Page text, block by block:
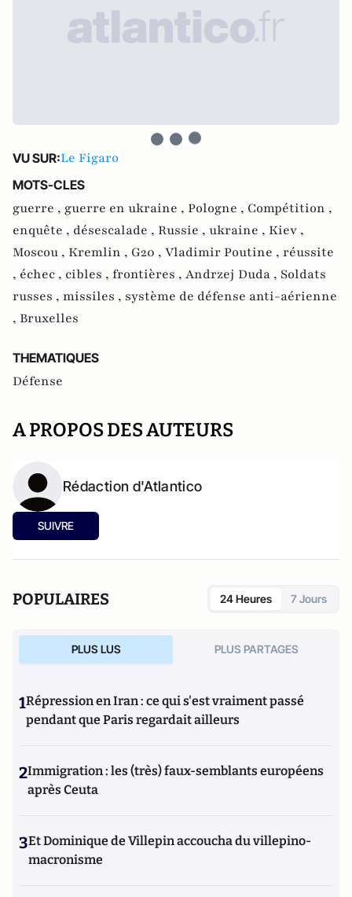
VU SUR:Le Figaro
MOTS-CLES
guerre , guerre en ukraine , Pologne , Compétition ,
enquête , désescalade , Russie , ukraine , Kiev ,
Moscou , Kremlin , G20 , Vladimir Poutine , réussite
, échec , cibles , frontières , Andrzej Duda , Soldats
russes , missiles , système de défense anti-aérienne
, Bruxelles
THEMATIQUES
Défense
A PROPOS DES AUTEURS
Rédaction d'Atlantico
SUIVRE
POPULAIRES 24 Heures 7 Jours
PLUS LUS PLUS PARTAGES
1Répression en Iran : ce qui s'est vraiment passé
pendant que Paris regardait ailleurs
2Immigration : les (très) faux-semblants européens
après Ceuta
3Et Dominique de Villepin accoucha du villepino-
macronisme